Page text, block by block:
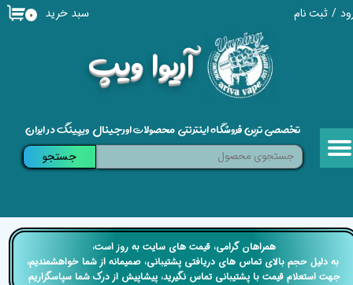
/ ثبت نام
حساب کاربری من
خروج از حساب کاربری
​آریوا ویپ
۰ سبد خرید
تخصصی ترین فروشگاه اینترنتی محصولات اورجینال ویپینگ در ایران
جستجو
​​همراهان گرامی، قیمت های سایت به روز است،
​​​​​​​ به دلیل حجم بالای تماس های دریافتی پشتیبانی، صمیمانه از شما خواهشمندیم،
جهت استعلام قیمت با پشتیبانی تماس نگیرید، پیشاپیش از درک شما سپاسگزاریم